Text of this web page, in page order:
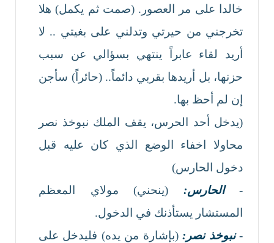
خالدا على مر العصور. (صمت ثم يكمل) هلا
تخرجني من حيرتي وتدلني على بغيتي .. لا
أريد لقاء عابراً ينتهي بسؤالي عن سبب
حزنها، بل أريدها بقربي دائماً.. (حائراً) سأجن
إن لم أحظ بها.
(يدخل أحد الحرس، يقف الملك نبوخذ نصر
محاولا اخفاء الوضع الذي كان عليه قبل
دخول الحارس)
-الحارس: (ينحني) مولاي المعظم
المستشار يستأذنك في الدخول.
-نبوخذ نصر:(بإشارة من يده) فليدخل على